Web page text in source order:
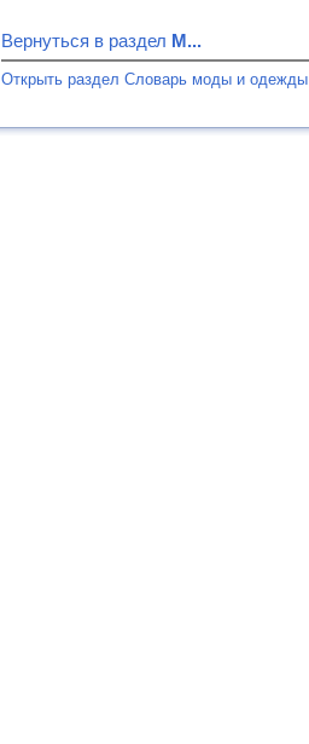
Вернуться в раздел М...
Открыть раздел Словарь моды и одежды